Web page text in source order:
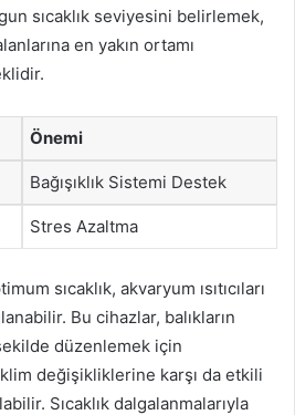
sıcaklık seviyesini belirlemek,
en yakın ortamı
Önemi
Bağışıklık Sistemi Destek
Stres Azaltma
sıcaklık, akvaryum ısıtıcıları
Bu cihazlar, balıkların
düzenlemek için
değişikliklerine karşı da etkili
Sıcaklık dalgalanmalarıyla